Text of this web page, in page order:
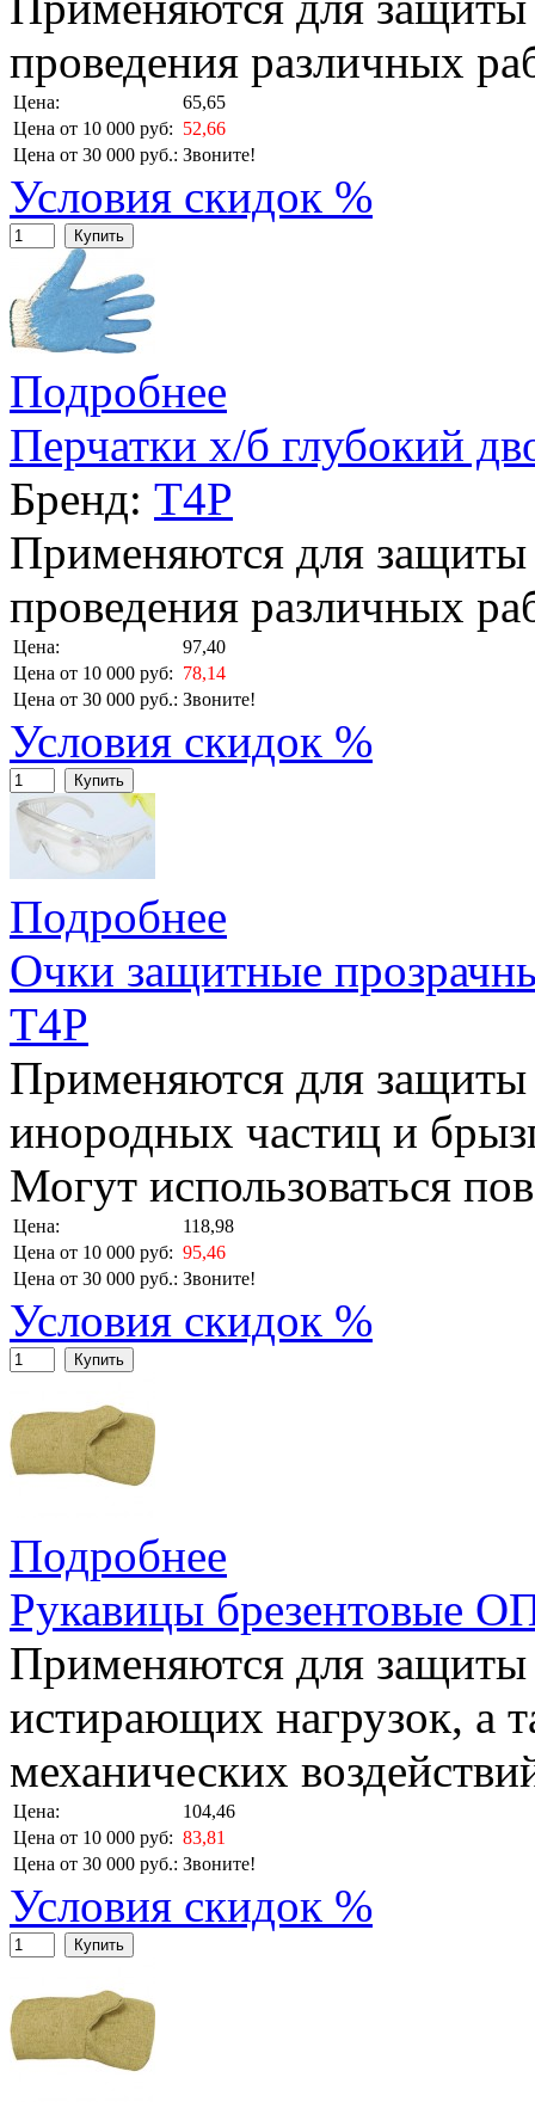
проведения различных
Цена:
65,65
Цена от 10 000 руб: 52,66
Цена от 30 000 руб.: Звоните!
Условия скидок %
Купить
Подробнее
Перчатки х/б глубокий
Бренд: T4P
Применяются для защиты
проведения различных
Цена:
97,40
Цена от 10 000 руб: 78,14
Цена от 30 000 руб.: Звоните!
Условия скидок %
Купить
Подробнее
Очки защитные
T4P
Применяются для защиты
инородных частиц и
Могут использоваться
Цена:
118,98
Цена от 10 000 руб: 95,46
Цена от 30 000 руб.: Звоните!
Условия скидок %
Купить
Подробнее
Рукавицы брезентовые
Применяются для защиты
истирающих нагрузок, а
механических
Цена:
104,46
Цена от 10 000 руб: 83,81
Цена от 30 000 руб.: Звоните!
Условия скидок %
Купить